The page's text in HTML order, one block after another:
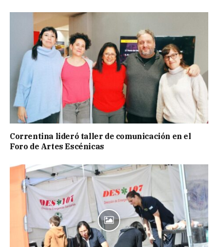
Correntina lideró taller de comunicación en el
Foro de Artes Escénicas